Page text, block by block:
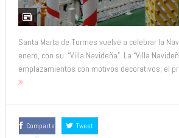
Santa Marta de Tormes vuelve a celebrar la
enero, con su “Villa Navideña”. La “Villa
emplazamientos con motivos decorativos, el
Comparte Tweet